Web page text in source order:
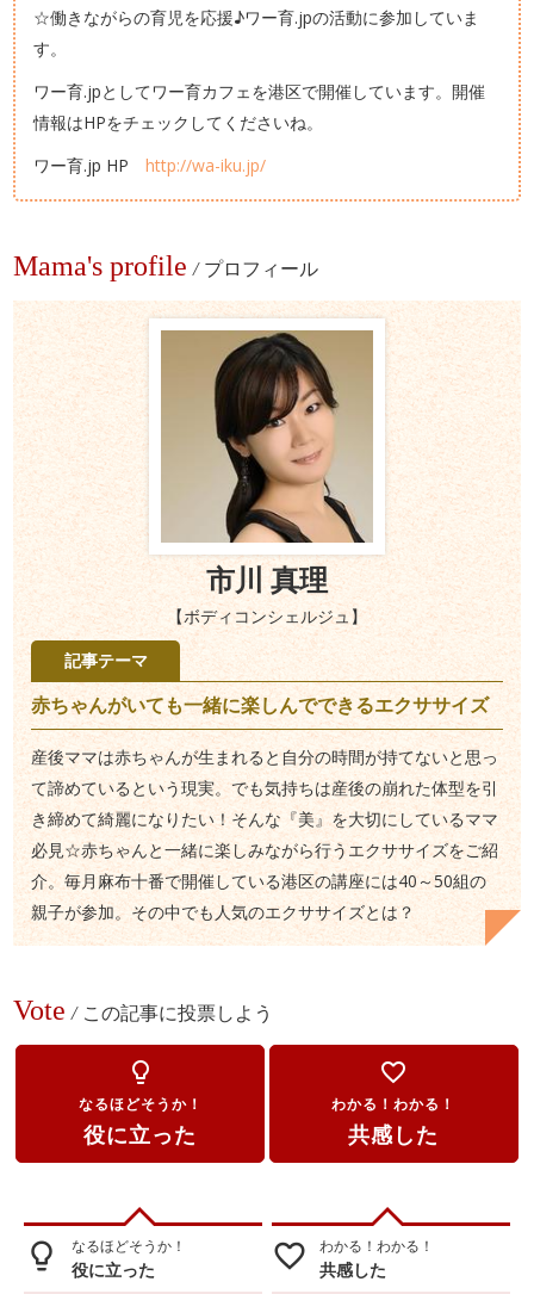
☆働きながらの育児を応援♪ワー育.jpの活動に参加していま
す。
ワー育.jpとしてワー育カフェを港区で開催しています。開催
情報はHPをチェックしてくださいね。
ワー育.jp HPhttp://wa-iku.jp/
Mama's profile / プロフィール
市川 真理
【ボディコンシェルジュ】
記事テーマ
赤ちゃんがいても一緒に楽しんでできるエクササイズ
産後ママは赤ちゃんが生まれると自分の時間が持てないと思っ
て諦めているという現実。でも気持ちは産後の崩れた体型を引
き締めて綺麗になりたい！そんな『美』を大切にしているママ
必見☆赤ちゃんと一緒に楽しみながら行うエクササイズをご紹
介。毎月麻布十番で開催している港区の講座には40～50組の
親子が参加。その中でも人気のエクササイズとは？
Vote / この記事に投票しよう
lightbulb_outline
なるほどそうか！
役に立った
favorite_border
わかる！わかる！
共感した
lightbulb_outline なるほどそうか！
役に立った favorite_border わかる！わかる！
共感した